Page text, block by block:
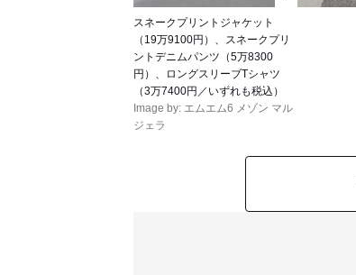
スネークプリントジャケット
（19万9100円）、スネークプリ
ントデニムパンツ（5万8300
円）、ロングスリーブTシャツ
（3万7400円／いずれも税込）
Image by: エムエム6 メゾン マル
ジェラ